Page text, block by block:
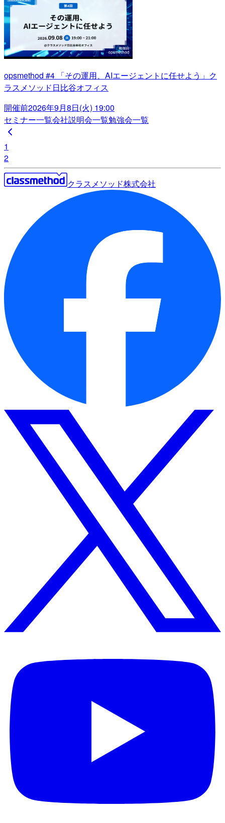
opsmethod #4 「その運用、AIエージェントに任せよう」ク
ラスメソッド日比谷オフィス
開催前2026年9月8日(火) 19:00
セミナー一覧会社説明会一覧勉強会一覧
1
2
クラスメソッド株式会社